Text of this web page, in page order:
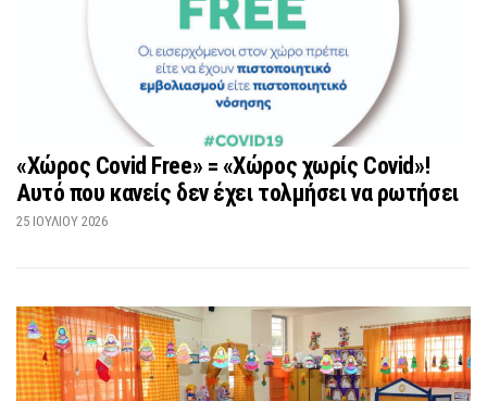
«Χώρος Covid Free» = «Χώρος χωρίς Covid»!
Αυτό που κανείς δεν έχει τολμήσει να ρωτήσει
25 ΙΟΥΛΊΟΥ 2026